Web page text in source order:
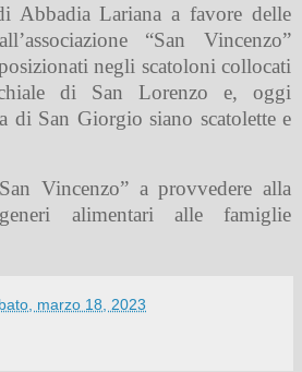
Abbadia Lariana a favore delle
“San Vincenzo”
negli scatoloni collocati
di San Lorenzo e, oggi
di San Giorgio siano scatolette e
Vincenzo” a provvedere alla
alimentari alle famiglie
marzo 18, 2023